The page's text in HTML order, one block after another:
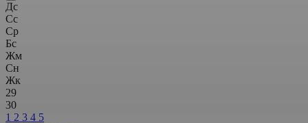
Дс
Сс
Ср
Бс
Жм
Сн
Жк
29
30
1 2 3 4 5